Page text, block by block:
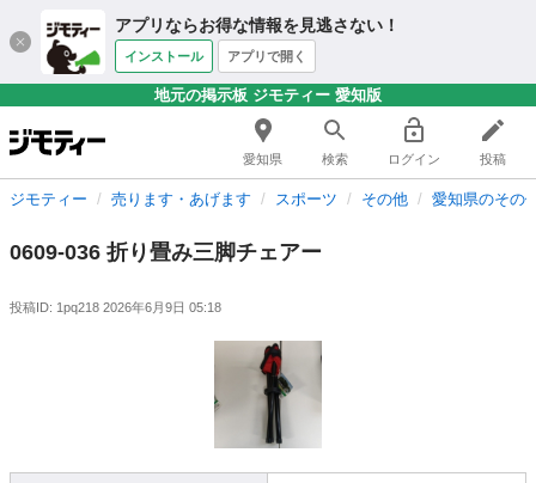
アプリならお得な情報を見逃さない！
インストール アプリで開く
地元の掲示板 ジモティー 愛知版
愛知県 検索 ログイン 投稿
ジモティー 売ります・あげます スポーツ その他 愛知県のその
0609-036 折り畳み三脚チェアー
投稿ID: 1pq218 2026年6月9日 05:18